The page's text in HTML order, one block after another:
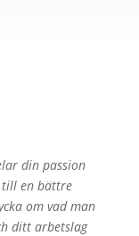
din passion
till en bättre
om vad man
ditt arbetslag